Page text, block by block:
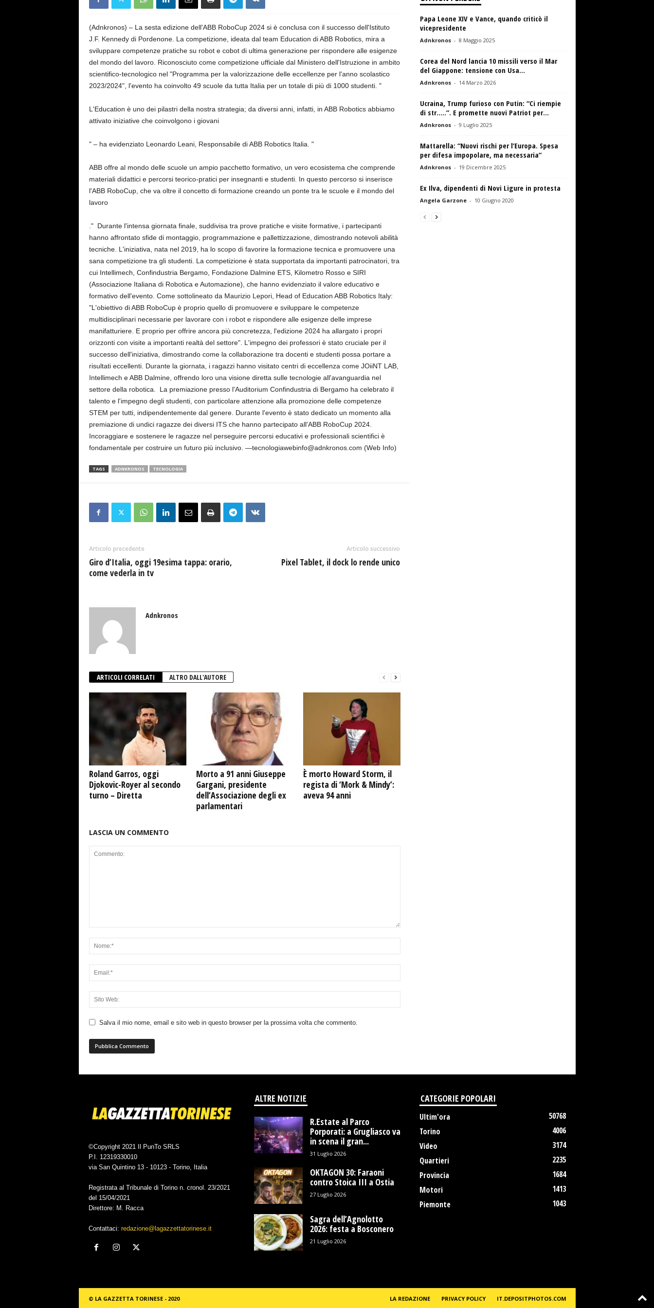
(Adnkronos) – La sesta edizione dell'ABB RoboCup 2024 si è conclusa con il successo dell'Istituto
J.F. Kennedy di Pordenone. La competizione, ideata dal team Education di ABB Robotics, mira a
sviluppare competenze pratiche su robot e cobot di ultima generazione per rispondere alle esigenze
del mondo del lavoro. Riconosciuto come competizione ufficiale dal Ministero dell'Istruzione in ambito
scientifico-tecnologico nel "Programma per la valorizzazione delle eccellenze per l'anno scolastico
2023/2024", l'evento ha coinvolto 49 scuole da tutta Italia per un totale di più di 1000 studenti. "
L'Education è uno dei pilastri della nostra strategia; da diversi anni, infatti, in ABB Robotics abbiamo
attivato iniziative che coinvolgono i giovani
" – ha evidenziato Leonardo Leani, Responsabile di ABB Robotics Italia. "
ABB offre al mondo delle scuole un ampio pacchetto formativo, un vero ecosistema che comprende
materiali didattici e percorsi teorico-pratici per insegnanti e studenti. In questo percorso si inserisce
l'ABB RoboCup, che va oltre il concetto di formazione creando un ponte tra le scuole e il mondo del
lavoro
." Durante l'intensa giornata finale, suddivisa tra prove pratiche e visite formative, i partecipanti
hanno affrontato sfide di montaggio, programmazione e pallettizzazione, dimostrando notevoli abilità
tecniche. L'iniziativa, nata nel 2019, ha lo scopo di favorire la formazione tecnica e promuovere una
sana competizione tra gli studenti. La competizione è stata supportata da importanti patrocinatori, tra
cui Intellimech, Confindustria Bergamo, Fondazione Dalmine ETS, Kilometro Rosso e SIRI
(Associazione Italiana di Robotica e Automazione), che hanno evidenziato il valore educativo e
formativo dell'evento. Come sottolineato da Maurizio Lepori, Head of Education ABB Robotics Italy:
"L'obiettivo di ABB RoboCup è proprio quello di promuovere e sviluppare le competenze
multidisciplinari necessarie per lavorare con i robot e rispondere alle esigenze delle imprese
manifatturiere. E proprio per offrire ancora più concretezza, l'edizione 2024 ha allargato i propri
orizzonti con visite a importanti realtà del settore". L'impegno dei professori è stato cruciale per il
successo dell'iniziativa, dimostrando come la collaborazione tra docenti e studenti possa portare a
risultati eccellenti. Durante la giornata, i ragazzi hanno visitato centri di eccellenza come JOiiNT LAB,
Intellimech e ABB Dalmine, offrendo loro una visione diretta sulle tecnologie all'avanguardia nel
settore della robotica. La premiazione presso l'Auditorium Confindustria di Bergamo ha celebrato il
talento e l'impegno degli studenti, con particolare attenzione alla promozione delle competenze
STEM per tutti, indipendentemente dal genere. Durante l'evento è stato dedicato un momento alla
premiazione di undici ragazze dei diversi ITS che hanno partecipato all'ABB RoboCup 2024.
Incoraggiare e sostenere le ragazze nel perseguire percorsi educativi e professionali scientifici è
fondamentale per costruire un futuro più inclusivo. —tecnologiawebinfo@adnkronos.com (Web Info)
TAGS ADNKRONOS TECNOLOGIA
Articolo precedente
Giro d’Italia, oggi 19esima tappa: orario,
come vederla in tv
Articolo successivo
Pixel Tablet, il dock lo rende unico
Adnkronos
ARTICOLI CORRELATI ALTRO DALL'AUTORE
Roland Garros, oggi
Djokovic-Royer al secondo
turno – Diretta
Morto a 91 anni Giuseppe
Gargani, presidente
dell’Associazione degli ex
parlamentari
È morto Howard Storm, il
regista di ‘Mork & Mindy’:
aveva 94 anni
LASCIA UN COMMENTO
Salva il mio nome, email e sito web in questo browser per la prossima volta che commento.
Papa Leone XIV e Vance, quando criticò il
vicepresidente
Adnkronos - 8 Maggio 2025
Corea del Nord lancia 10 missili verso il Mar
del Giappone: tensione con Usa...
Adnkronos - 14 Marzo 2026
Ucraina, Trump furioso con Putin: “Ci riempie
di str…..”. E promette nuovi Patriot per...
Adnkronos - 9 Luglio 2025
Mattarella: “Nuovi rischi per l’Europa. Spesa
per difesa impopolare, ma necessaria”
Adnkronos - 19 Dicembre 2025
Ex Ilva, dipendenti di Novi Ligure in protesta
Angela Garzone - 10 Giugno 2020
©Copyright 2021 Il PunTo SRLS
P.I. 12319330010
via San Quintino 13 - 10123 - Torino, Italia
Registrata al Tribunale di Torino n. cronol. 23/2021
del 15/04/2021
Direttore: M. Racca
Contattaci: redazione@lagazzettatorinese.it
ALTRE NOTIZIE
R.Estate al Parco
Porporati: a Grugliasco va
in scena il gran...
31 Luglio 2026
OKTAGON 30: Faraoni
contro Stoica III a Ostia
27 Luglio 2026
Sagra dell’Agnolotto
2026: festa a Bosconero
21 Luglio 2026
CATEGORIE POPOLARI
Ultim'ora
50768
Torino
4006
Video
3174
Quartieri
2235
Provincia
1684
Motori
1413
Piemonte
1043
LA REDAZIONE PRIVACY POLICY IT.DEPOSITPHOTOS.COM
© LA GAZZETTA TORINESE - 2020